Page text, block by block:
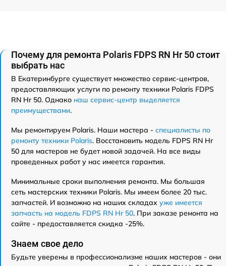
Почему для ремонта Polaris FDPS RN Hr 50 стоит
выбрать нас
В Екатеринбурге существует множество сервис-центров,
предоставляющих услуги по ремонту техники Polaris FDPS
RN Hr 50. Однако наш сервис-центр выделяется
преимуществами.
Мы ремонтируем Polaris. Наши мастера - специалисты по
ремонту техники Polaris. Восстановить модель FDPS RN Hr
50 для мастеров не будет новой задачей. На все виды
проведенных работ у нас имеется гарантия.
Минимальные сроки выполнения ремонта. Мы большая
сеть мастерских техники Polaris. Мы имеем более 20 тыс.
запчастей. И возможно на наших складах уже имеется
запчасть на модель FDPS RN Hr 50. При заказе ремонта на
сайте - предоставляется скидка -25%.
Знаем свое дело
Будьте уверены в профессионализме наших мастеров - они